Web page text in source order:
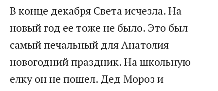
В конце декабря Света исчезла. На
новый год ее тоже не было. Это был
самый печальный для Анатолия
новогодний праздник. На школьную
елку он не пошел. Дед Мороз и